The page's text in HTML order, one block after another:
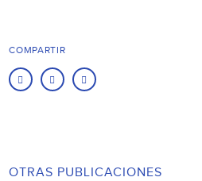
COMPARTIR
OTRAS PUBLICACIONES